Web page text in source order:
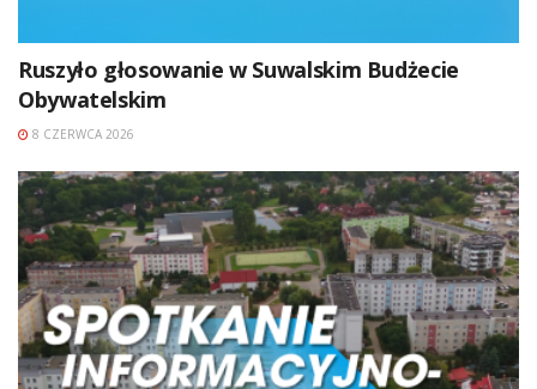
Ruszyło głosowanie w Suwalskim Budżecie
Obywatelskim
8 CZERWCA 2026